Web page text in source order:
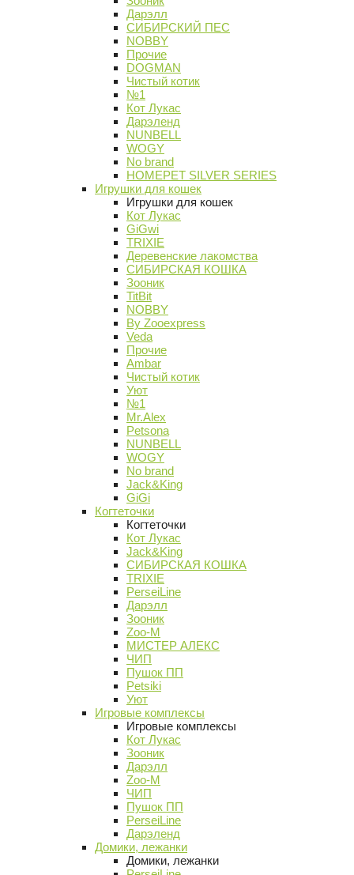
Дарэлл
СИБИРСКИЙ ПЕС
NOBBY
Прочие
DOGMAN
Чистый котик
№1
Кот Лукас
Дарэленд
NUNBELL
WOGY
No brand
HOMEPET SILVER SERIES
Игрушки для кошек
Игрушки для кошек
Кот Лукас
GiGwi
TRIXIE
Деревенские лакомства
СИБИРСКАЯ КОШКА
Зооник
TitBit
NOBBY
By Zooexpress
Veda
Прочие
Ambar
Чистый котик
Уют
№1
Mr.Alex
Petsona
NUNBELL
WOGY
No brand
Jack&King
GiGi
Когтеточки
Когтеточки
Кот Лукас
Jack&King
СИБИРСКАЯ КОШКА
TRIXIE
PerseiLine
Дарэлл
Зооник
Zoo-M
МИСТЕР АЛЕКС
ЧИП
Пушок ПП
Petsiki
Уют
Игровые комплексы
Игровые комплексы
Кот Лукас
Зооник
Дарэлл
Zoo-M
ЧИП
Пушок ПП
PerseiLine
Дарэленд
Домики, лежанки
Домики, лежанки